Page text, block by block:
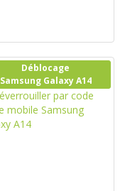
Déblocage
Samsung Galaxy A14